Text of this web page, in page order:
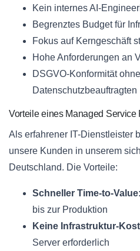
Kein internes AI-
Begrenztes Budget für
Fokus auf Kerngeschäft
Hohe Anforderungen an
DSGVO-Konformität
Datenschutzbeauftragten
Vorteile eines Managed Service
Als erfahrener IT-Dienstleister
unsere Kunden in unserem
Deutschland. Die Vorteile:
Schneller Time-to-Value:
bis zur Produktion
Keine Infrastruktur-
Server erforderlich